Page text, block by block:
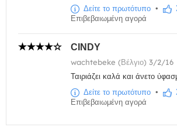
Δείτε το πρωτότυπο •
Επιβεβαιωμένη αγορά
CINDY
wachtebeke (Βέλγιο) 3/2/16
Ταιριάζει καλά και άνετο
Δείτε το πρωτότυπο •
Επιβεβαιωμένη αγορά